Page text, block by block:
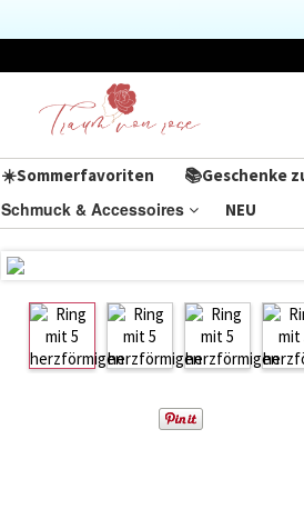
☀️Sommerfavoriten 📚Geschenke
Schmuck & Accessoires
NEU